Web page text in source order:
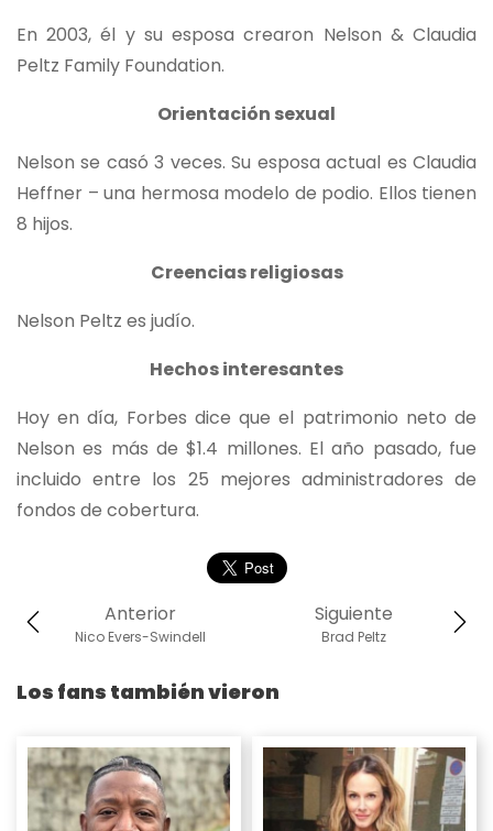
En 2003, él y su esposa crearon Nelson & Claudia
Peltz Family Foundation.
Orientación sexual
Nelson se casó 3 veces. Su esposa actual es Claudia
Heffner – una hermosa modelo de podio. Ellos tienen
8 hijos.
Creencias religiosas
Nelson Peltz es judío.
Hechos interesantes
Hoy en día, Forbes dice que el patrimonio neto de
Nelson es más de $1.4 millones. El año pasado, fue
incluido entre los 25 mejores administradores de
fondos de cobertura.
Siguiente
Brad Peltz
Anterior
Nico Evers-Swindell
Los fans también vieron